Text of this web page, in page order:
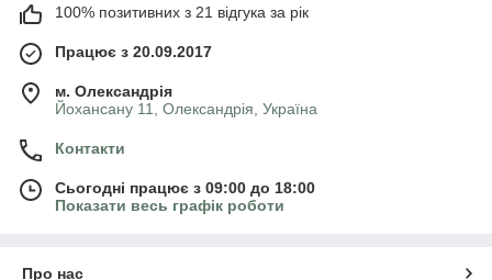
100% позитивних з 21 відгука за рік
Працює з 20.09.2017
м. Олександрія
Йохансану 11, Олександрія, Україна
Контакти
Сьогодні працює з 09:00 до 18:00
Показати весь графік роботи
Про нас